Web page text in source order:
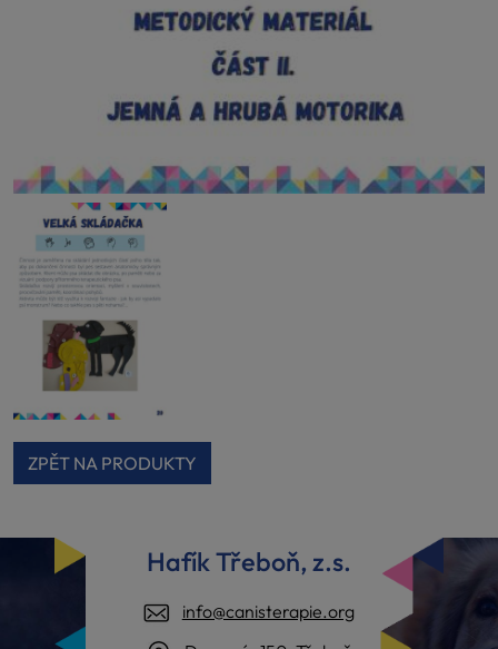
ZPĚT NA PRODUKTY
Hafík Třeboň, z.s.
info@canisterapie.org